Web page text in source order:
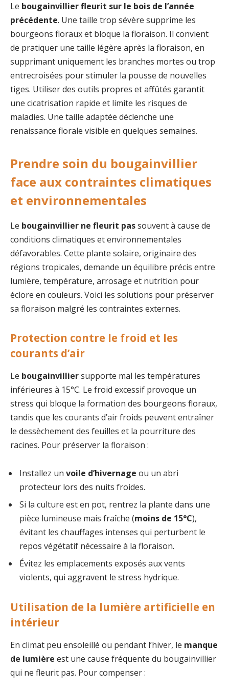
Le bougainvillier fleurit sur le bois de l’année
précédente. Une taille trop sévère supprime les
bourgeons floraux et bloque la floraison. Il convient
de pratiquer une taille légère après la floraison, en
supprimant uniquement les branches mortes ou trop
entrecroisées pour stimuler la pousse de nouvelles
tiges. Utiliser des outils propres et affûtés garantit
une cicatrisation rapide et limite les risques de
maladies. Une taille adaptée déclenche une
renaissance florale visible en quelques semaines.
Prendre soin du bougainvillier
face aux contraintes climatiques
et environnementales
Le bougainvillier ne fleurit passouvent à cause de
conditions climatiques et environnementales
défavorables. Cette plante solaire, originaire des
régions tropicales, demande un équilibre précis entre
lumière, température, arrosage et nutrition pour
éclore en couleurs. Voici les solutions pour préserver
sa floraison malgré les contraintes externes.
Protection contre le froid et les
courants d’air
Le bougainvilliersupporte mal les températures
inférieures à 15°C. Le froid excessif provoque un
stress qui bloque la formation des bourgeons floraux,
tandis que les courants d’air froids peuvent entraîner
le dessèchement des feuilles et la pourriture des
racines. Pour préserver la floraison :
Installez un voile d’hivernage ou un abri
protecteur lors des nuits froides.
Si la culture est en pot, rentrez la plante dans une
pièce lumineuse mais fraîche (moins de 15°C),
évitant les chauffages intenses qui perturbent le
repos végétatif nécessaire à la floraison.
Évitez les emplacements exposés aux vents
violents, qui aggravent le stress hydrique.
Utilisation de la lumière artificielle en
intérieur
En climat peu ensoleillé ou pendant l’hiver, le manque
de lumière est une cause fréquente du bougainvillier
qui ne fleurit pas. Pour compenser :